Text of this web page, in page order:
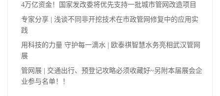
4万亿资金！国家发改委将优先支持一批城市管网改造项目
专家分享 | 浅谈不同非开挖技术在市政管网修复中的应用实
践
用科技的力量 守护每一滴水 | 欧泰祺智慧水务亮相武汉管网
展
管网展 | 交通出行、预登记攻略必须收藏好~另附本届展会企
业参与名单！！